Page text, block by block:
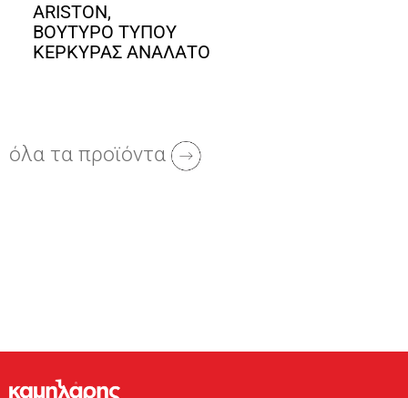
ARISTON,
ΒΟΥΤΥΡΟ ΤΥΠΟΥ
ΚΕΡΚΥΡΑΣ ΑΝΑΛΑΤΟ
όλα τα προϊόντα